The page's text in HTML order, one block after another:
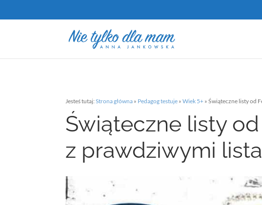
Jesteś tutaj:Strona główna » Pedagog testuje »Wiek 5+ »Świąteczne listy od
Świąteczne listy
z prawdziwymi